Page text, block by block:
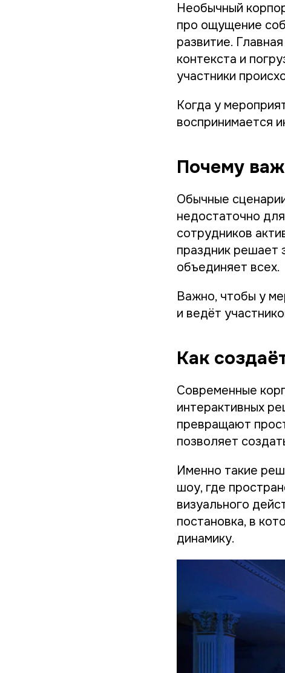
Необычный
про ощущение
развитие.
контекста и
участники
Когда у
воспринимается
Почему
Обычные
недостаточно
сотрудников
праздник решает
объединяет всех.
Важно, чтобы у
и ведёт
Как
Современные
интерактивных
превращают
позволяет
Именно такие
шоу, где
визуального
постановка, в
динамику.